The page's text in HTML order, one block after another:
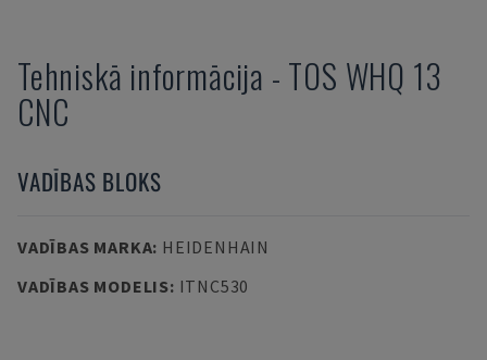
Tehniskā informācija - TOS WHQ 13
CNC
VADĪBAS BLOKS
VADĪBAS MARKA: HEIDENHAIN
VADĪBAS MODELIS: ITNC530